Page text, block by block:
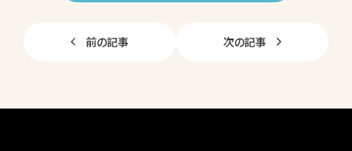
e
b
k
前の記事 次の記事